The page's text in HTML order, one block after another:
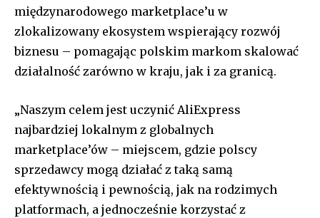
międzynarodowego marketplace’u w
zlokalizowany ekosystem wspierający rozwój
biznesu – pomagając polskim markom skalować
działalność zarówno w kraju, jak i za granicą.
„Naszym celem jest uczynić AliExpress
najbardziej lokalnym z globalnych
marketplace’ów – miejscem, gdzie polscy
sprzedawcy mogą działać z taką samą
efektywnością i pewnością, jak na rodzimych
platformach, a jednocześnie korzystać z